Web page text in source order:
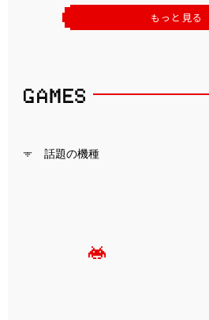
もっと見る
話題の機種